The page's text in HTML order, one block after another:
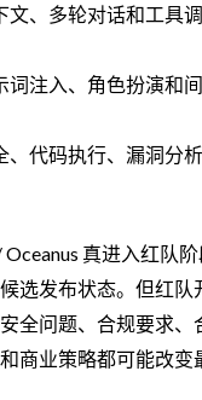
文、多轮对话和工具
词注入、角色扮演和
、代码执行、漏洞分
真进入红队
选发布状态。但红队
全问题、合规要求、
商业策略都可能改变